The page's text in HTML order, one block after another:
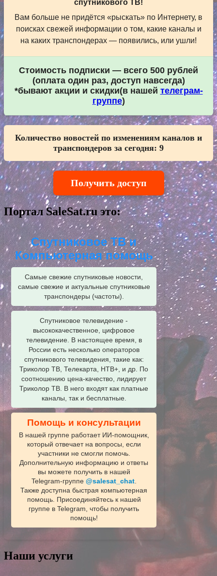
спутникового ТВ!
Вам больше не придётся «рыскать» по Интернету, в
поисках свежей информации о том, какие каналы и
на каких транспондерах — появились, или ушли!
Стоимость подписки — всего 500 рублей
(оплата один раз, доступ навсегда)
*бывают акции и скидки(в нашей телеграм-
группе)
Количество новостей по изменениям каналов и
транспондеров за сегодня: 9
Получить доступ
Портал SaleSat.ru это:
Спутниковое ТВ и
Компьютерная помощь
Самые свежие спутниковые новости,
самые свежие и актуальные спутниковые
транспондеры (частоты).
Спутниковое телевидение -
высококачественное, цифровое
телевидение. В настоящее время, в
России есть несколько операторов
спутникового телевидения, такие как:
Триколор ТВ, Телекарта, НТВ+, и др. По
соотношению цена-качество, лидирует
Триколор ТВ. В него входят как платные
каналы, так и бесплатные.
Помощь и консультации
В нашей группе работает ИИ‑помощник,
который отвечает на вопросы, если
участники не смогли помочь.
Дополнительную информацию и ответы
вы можете получить в нашей
Telegram‑группе @salesat_chat.
Также доступна быстрая компьютерная
помощь. Присоединяйтесь к нашей
группе в Telegram, чтобы получить
помощь!
Наши услуги